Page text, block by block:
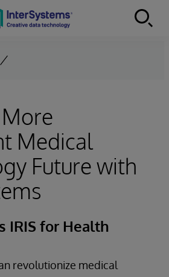
Medical
Future with
IRIS for Health
revolutionize medical